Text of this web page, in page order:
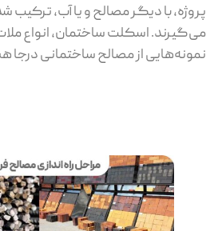
پروژه، با دیگر مصالح و یا آب، ترکیب
می‌گیرند. اسکلت ساختمان، انواع
نمونه‌هایی از مصالح ساختمانی درجا